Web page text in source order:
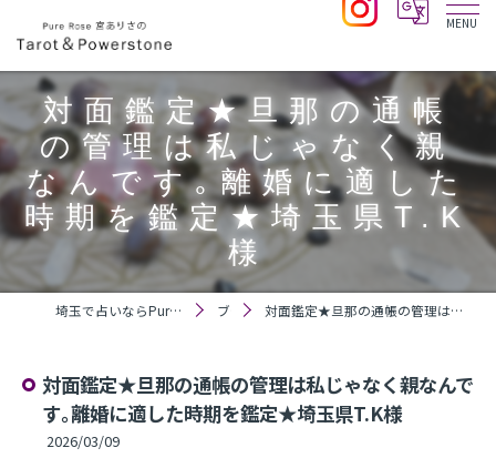
​対面鑑定★旦那の通帳
の管理は私じゃなく親
なんです｡離婚に適した
時期を鑑定★埼玉県T.K
様
埼玉で占いならPure Rose 宮ありさのTarot＆Powerstone ブログ ​対面鑑定★旦那の通帳の管理は私じゃなく親なんです｡離婚に適した時期を鑑定★埼玉県T.K様
​対面鑑定★旦那の通帳の管理は私じゃなく親なんで
す｡離婚に適した時期を鑑定★埼玉県T.K様
2026/03/09